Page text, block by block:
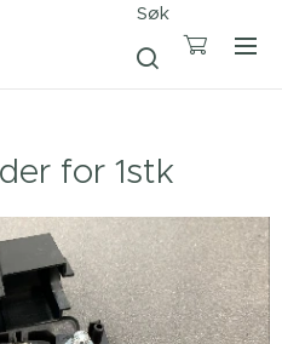
Søk
for 1stk